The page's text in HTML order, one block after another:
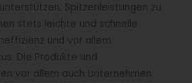
Spitzenleistungen zu
stets leichte und schnelle
und vor allem
Die Produkte und
vor allem auch Unternehmen